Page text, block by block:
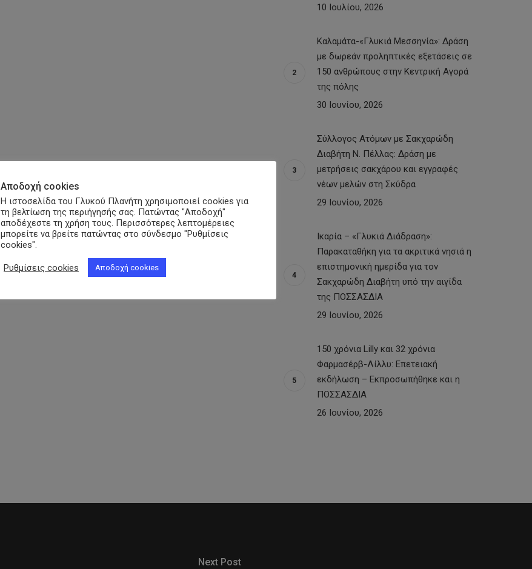
10 Ιουλίου, 2026
Καλαμάτα-«Γλυκιά Μεσσηνία»: Δράση
με δωρεάν προληπτικές εξετάσεις σε
150 ανθρώπους στην Κεντρική Αγορά
της πόλης
30 Ιουνίου, 2026
Σύλλογος Ατόμων με Σακχαρώδη
Διαβήτη Ν. Πέλλας: Δράση με
μετρήσεις σακχάρου και εγγραφές
νέων μελών στη Σκύδρα
29 Ιουνίου, 2026
Ικαρία – «Γλυκιά Διάδραση»:
Παρακαταθήκη για τα ακριτικά νησιά η
επιστημονική ημερίδα για τον
Σακχαρώδη Διαβήτη υπό την αιγίδα
της ΠΟΣΣΑΣΔΙΑ
29 Ιουνίου, 2026
150 χρόνια Lilly και 32 χρόνια
Φαρμασέρβ-Λίλλυ: Eπετειακή
εκδήλωση – Εκπροσωπήθηκε και η
ΠΟΣΣΑΣΔΙΑ
26 Ιουνίου, 2026
Next Post
Αποδοχή cookies
Η ιστοσελίδα του Γλυκού Πλανήτη χρησιμοποιεί cookies για
τη βελτίωση της περιήγησής σας. Πατώντας "Αποδοχή"
αποδέχεστε τη χρήση τους. Περισσότερες λεπτομέρειες
μπορείτε να βρείτε πατώντας στο σύνδεσμο "Ρυθμίσεις
cookies".
Ρυθμίσεις cookies Αποδοχή cookies